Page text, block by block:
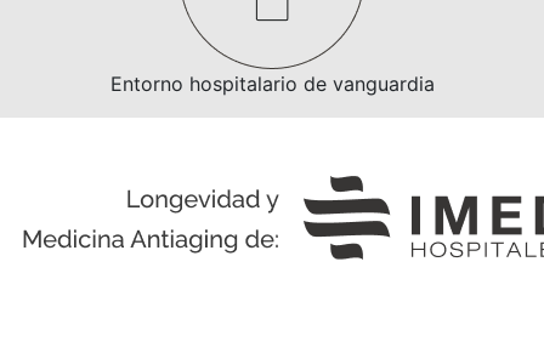
Entorno hospitalario de vanguardia